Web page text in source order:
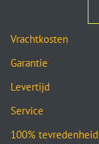
Vrachtkosten
Garantie
Levertijd
Service
100%